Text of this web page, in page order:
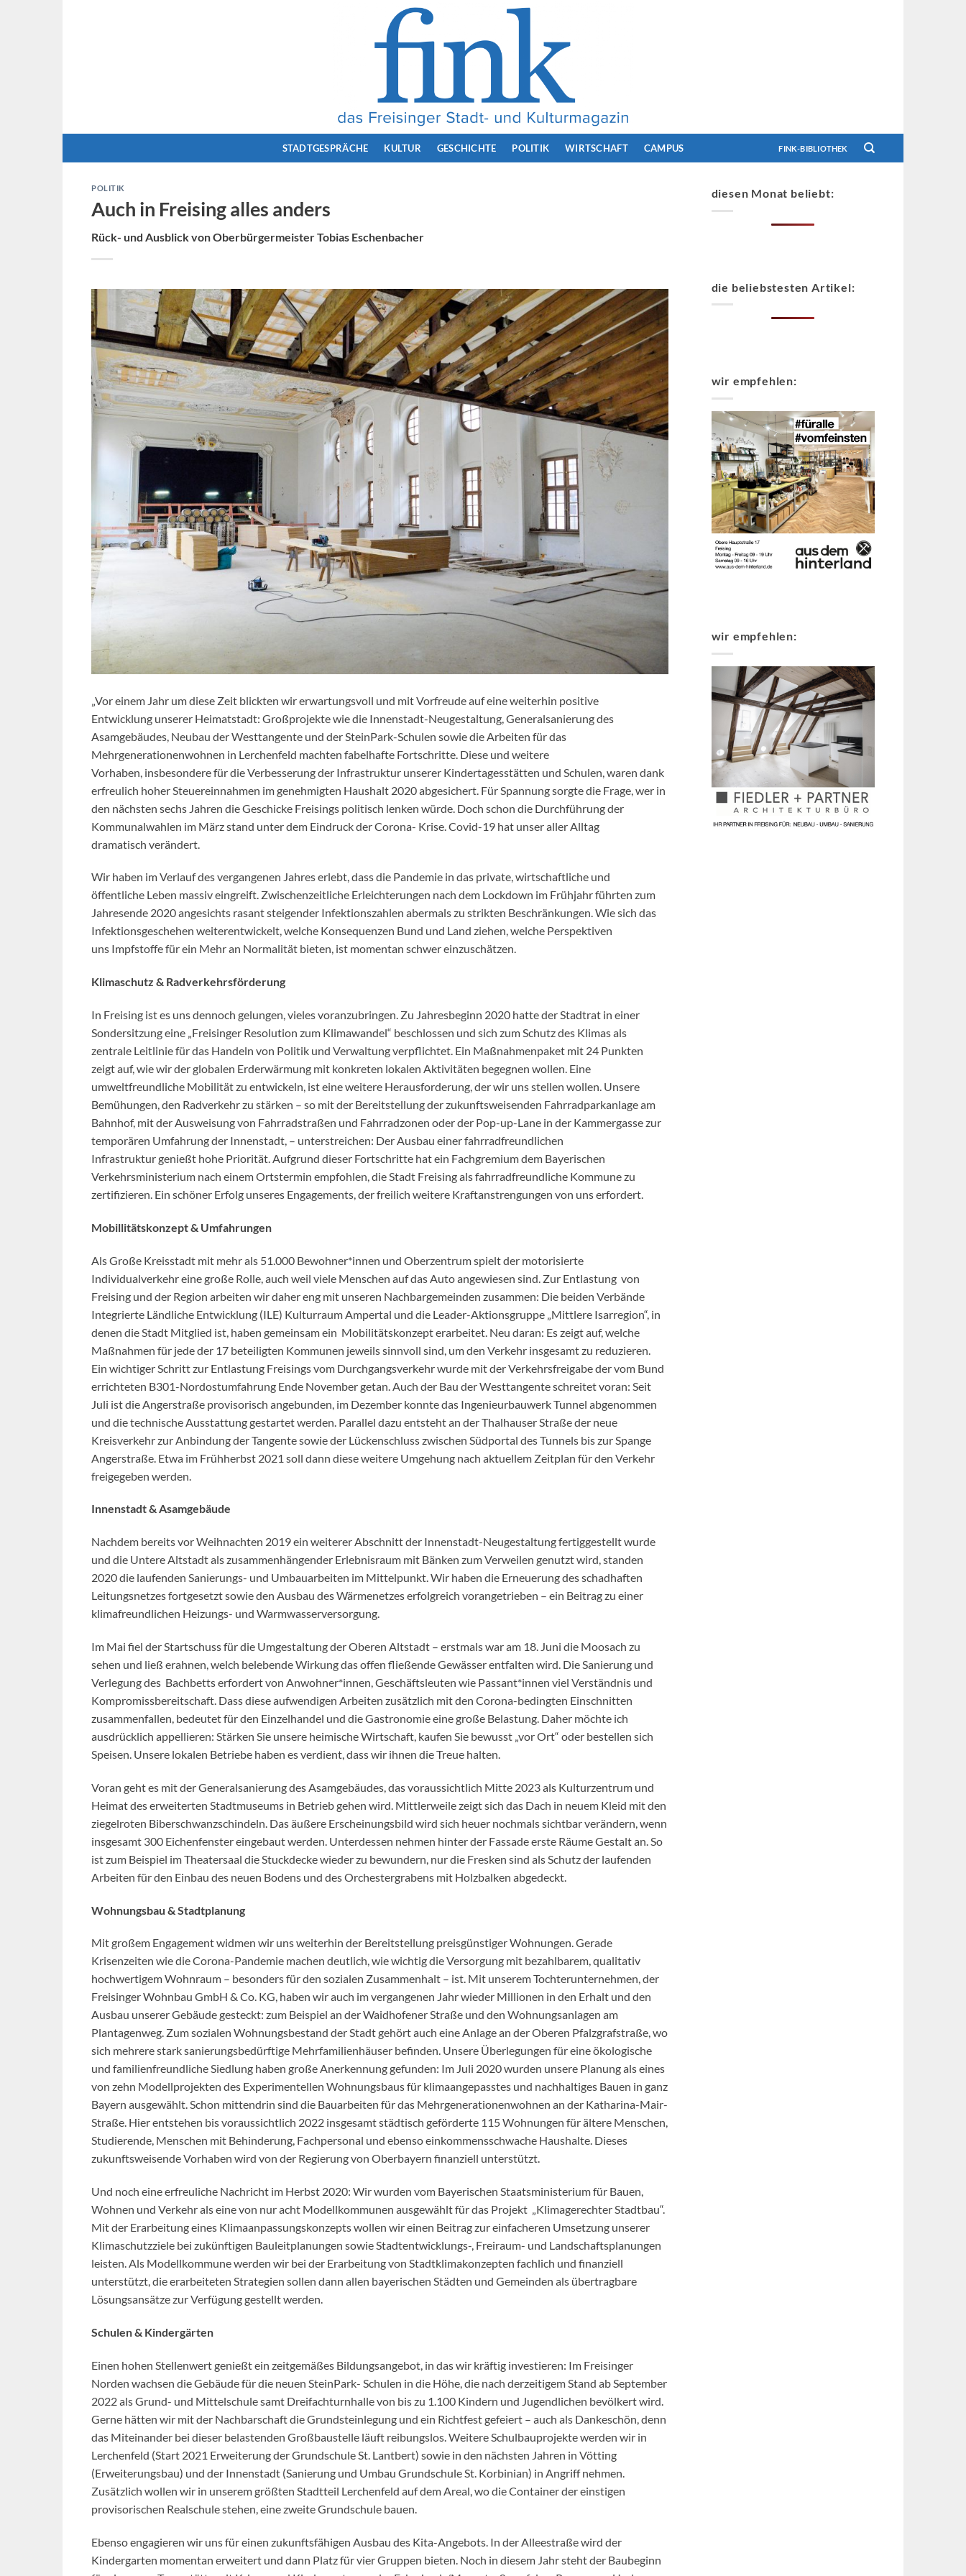
STADTGESPRÄCHE KULTUR GESCHICHTE POLITIK WIRTSCHAFT CAMPUS FINK-BIBLIOTHEK
POLITIK
Auch in Freising alles anders
Rück- und Ausblick von Oberbürgermeister Tobias Eschenbacher
„Vor einem Jahr um diese Zeit blickten wir erwartungsvoll und mit Vorfreude auf eine weiterhin positive
Entwicklung unserer Heimatstadt: Großprojekte wie die Innenstadt-Neugestaltung, Generalsanierung des
Asamgebäudes, Neubau der Westtangente und der SteinPark-Schulen sowie die Arbeiten für das
Mehrgenerationenwohnen in Lerchenfeld machten fabelhafte Fortschritte. Diese und weitere
Vorhaben, insbesondere für die Verbesserung der Infrastruktur unserer Kindertagesstätten und Schulen, waren dank
erfreulich hoher Steuereinnahmen im genehmigten Haushalt 2020 abgesichert. Für Spannung sorgte die Frage, wer in
den nächsten sechs Jahren die Geschicke Freisings politisch lenken würde. Doch schon die Durchführung der
Kommunalwahlen im März stand unter dem Eindruck der Corona- Krise. Covid-19 hat unser aller Alltag
dramatisch verändert.
Wir haben im Verlauf des vergangenen Jahres erlebt, dass die Pandemie in das private, wirtschaftliche und
öffentliche Leben massiv eingreift. Zwischenzeitliche Erleichterungen nach dem Lockdown im Frühjahr führten zum
Jahresende 2020 angesichts rasant steigender Infektionszahlen abermals zu strikten Beschränkungen. Wie sich das
Infektionsgeschehen weiterentwickelt, welche Konsequenzen Bund und Land ziehen, welche Perspektiven
uns Impfstoffe für ein Mehr an Normalität bieten, ist momentan schwer einzuschätzen.
Klimaschutz & Radverkehrsförderung
In Freising ist es uns dennoch gelungen, vieles voranzubringen. Zu Jahresbeginn 2020 hatte der Stadtrat in einer
Sondersitzung eine „Freisinger Resolution zum Klimawandel“ beschlossen und sich zum Schutz des Klimas als
zentrale Leitlinie für das Handeln von Politik und Verwaltung verpflichtet. Ein Maßnahmenpaket mit 24 Punkten
zeigt auf, wie wir der globalen Erderwärmung mit konkreten lokalen Aktivitäten begegnen wollen. Eine
umweltfreundliche Mobilität zu entwickeln, ist eine weitere Herausforderung, der wir uns stellen wollen. Unsere
Bemühungen, den Radverkehr zu stärken – so mit der Bereitstellung der zukunftsweisenden Fahrradparkanlage am
Bahnhof, mit der Ausweisung von Fahrradstraßen und Fahrradzonen oder der Pop-up-Lane in der Kammergasse zur
temporären Umfahrung der Innenstadt, – unterstreichen: Der Ausbau einer fahrradfreundlichen
Infrastruktur genießt hohe Priorität. Aufgrund dieser Fortschritte hat ein Fachgremium dem Bayerischen
Verkehrsministerium nach einem Ortstermin empfohlen, die Stadt Freising als fahrradfreundliche Kommune zu
zertifizieren. Ein schöner Erfolg unseres Engagements, der freilich weitere Kraftanstrengungen von uns erfordert.
Mobillitätskonzept & Umfahrungen
Als Große Kreisstadt mit mehr als 51.000 Bewohner*innen und Oberzentrum spielt der motorisierte
Individualverkehr eine große Rolle, auch weil viele Menschen auf das Auto angewiesen sind. Zur Entlastung von
Freising und der Region arbeiten wir daher eng mit unseren Nachbargemeinden zusammen: Die beiden Verbände
Integrierte Ländliche Entwicklung (ILE) Kulturraum Ampertal und die Leader-Aktionsgruppe „Mittlere Isarregion“, in
denen die Stadt Mitglied ist, haben gemeinsam ein Mobilitätskonzept erarbeitet. Neu daran: Es zeigt auf, welche
Maßnahmen für jede der 17 beteiligten Kommunen jeweils sinnvoll sind, um den Verkehr insgesamt zu reduzieren.
Ein wichtiger Schritt zur Entlastung Freisings vom Durchgangsverkehr wurde mit der Verkehrsfreigabe der vom Bund
errichteten B301-Nordostumfahrung Ende November getan. Auch der Bau der Westtangente schreitet voran: Seit
Juli ist die Angerstraße provisorisch angebunden, im Dezember konnte das Ingenieurbauwerk Tunnel abgenommen
und die technische Ausstattung gestartet werden. Parallel dazu entsteht an der Thalhauser Straße der neue
Kreisverkehr zur Anbindung der Tangente sowie der Lückenschluss zwischen Südportal des Tunnels bis zur Spange
Angerstraße. Etwa im Frühherbst 2021 soll dann diese weitere Umgehung nach aktuellem Zeitplan für den Verkehr
freigegeben werden.
Innenstadt & Asamgebäude
Nachdem bereits vor Weihnachten 2019 ein weiterer Abschnitt der Innenstadt-Neugestaltung fertiggestellt wurde
und die Untere Altstadt als zusammenhängender Erlebnisraum mit Bänken zum Verweilen genutzt wird, standen
2020 die laufenden Sanierungs- und Umbauarbeiten im Mittelpunkt. Wir haben die Erneuerung des schadhaften
Leitungsnetzes fortgesetzt sowie den Ausbau des Wärmenetzes erfolgreich vorangetrieben – ein Beitrag zu einer
klimafreundlichen Heizungs- und Warmwasserversorgung.
Im Mai fiel der Startschuss für die Umgestaltung der Oberen Altstadt – erstmals war am 18. Juni die Moosach zu
sehen und ließ erahnen, welch belebende Wirkung das offen fließende Gewässer entfalten wird. Die Sanierung und
Verlegung des Bachbetts erfordert von Anwohner*innen, Geschäftsleuten wie Passant*innen viel Verständnis und
Kompromissbereitschaft. Dass diese aufwendigen Arbeiten zusätzlich mit den Corona-bedingten Einschnitten
zusammenfallen, bedeutet für den Einzelhandel und die Gastronomie eine große Belastung. Daher möchte ich
ausdrücklich appellieren: Stärken Sie unsere heimische Wirtschaft, kaufen Sie bewusst „vor Ort“ oder bestellen sich
Speisen. Unsere lokalen Betriebe haben es verdient, dass wir ihnen die Treue halten.
Voran geht es mit der Generalsanierung des Asamgebäudes, das voraussichtlich Mitte 2023 als Kulturzentrum und
Heimat des erweiterten Stadtmuseums in Betrieb gehen wird. Mittlerweile zeigt sich das Dach in neuem Kleid mit den
ziegelroten Biberschwanzschindeln. Das äußere Erscheinungsbild wird sich heuer nochmals sichtbar verändern, wenn
insgesamt 300 Eichenfenster eingebaut werden. Unterdessen nehmen hinter der Fassade erste Räume Gestalt an. So
ist zum Beispiel im Theatersaal die Stuckdecke wieder zu bewundern, nur die Fresken sind als Schutz der laufenden
Arbeiten für den Einbau des neuen Bodens und des Orchestergrabens mit Holzbalken abgedeckt.
Wohnungsbau & Stadtplanung
Mit großem Engagement widmen wir uns weiterhin der Bereitstellung preisgünstiger Wohnungen. Gerade
Krisenzeiten wie die Corona-Pandemie machen deutlich, wie wichtig die Versorgung mit bezahlbarem, qualitativ
hochwertigem Wohnraum – besonders für den sozialen Zusammenhalt – ist. Mit unserem Tochterunternehmen, der
Freisinger Wohnbau GmbH & Co. KG, haben wir auch im vergangenen Jahr wieder Millionen in den Erhalt und den
Ausbau unserer Gebäude gesteckt: zum Beispiel an der Waidhofener Straße und den Wohnungsanlagen am
Plantagenweg. Zum sozialen Wohnungsbestand der Stadt gehört auch eine Anlage an der Oberen Pfalzgrafstraße, wo
sich mehrere stark sanierungsbedürftige Mehrfamilienhäuser befinden. Unsere Überlegungen für eine ökologische
und familienfreundliche Siedlung haben große Anerkennung gefunden: Im Juli 2020 wurden unsere Planung als eines
von zehn Modellprojekten des Experimentellen Wohnungsbaus für klimaangepasstes und nachhaltiges Bauen in ganz
Bayern ausgewählt. Schon mittendrin sind die Bauarbeiten für das Mehrgenerationenwohnen an der Katharina-Mair-
Straße. Hier entstehen bis voraussichtlich 2022 insgesamt städtisch geförderte 115 Wohnungen für ältere Menschen,
Studierende, Menschen mit Behinderung, Fachpersonal und ebenso einkommensschwache Haushalte. Dieses
zukunftsweisende Vorhaben wird von der Regierung von Oberbayern finanziell unterstützt.
Und noch eine erfreuliche Nachricht im Herbst 2020: Wir wurden vom Bayerischen Staatsministerium für Bauen,
Wohnen und Verkehr als eine von nur acht Modellkommunen ausgewählt für das Projekt „Klimagerechter Stadtbau“.
Mit der Erarbeitung eines Klimaanpassungskonzepts wollen wir einen Beitrag zur einfacheren Umsetzung unserer
Klimaschutzziele bei zukünftigen Bauleitplanungen sowie Stadtentwicklungs-, Freiraum- und Landschaftsplanungen
leisten. Als Modellkommune werden wir bei der Erarbeitung von Stadtklimakonzepten fachlich und finanziell
unterstützt, die erarbeiteten Strategien sollen dann allen bayerischen Städten und Gemeinden als übertragbare
Lösungsansätze zur Verfügung gestellt werden.
Schulen & Kindergärten
Einen hohen Stellenwert genießt ein zeitgemäßes Bildungsangebot, in das wir kräftig investieren: Im Freisinger
Norden wachsen die Gebäude für die neuen SteinPark- Schulen in die Höhe, die nach derzeitigem Stand ab September
2022 als Grund- und Mittelschule samt Dreifachturnhalle von bis zu 1.100 Kindern und Jugendlichen bevölkert wird.
Gerne hätten wir mit der Nachbarschaft die Grundsteinlegung und ein Richtfest gefeiert – auch als Dankeschön, denn
das Miteinander bei dieser belastenden Großbaustelle läuft reibungslos. Weitere Schulbauprojekte werden wir in
Lerchenfeld (Start 2021 Erweiterung der Grundschule St. Lantbert) sowie in den nächsten Jahren in Vötting
(Erweiterungsbau) und der Innenstadt (Sanierung und Umbau Grundschule St. Korbinian) in Angriff nehmen.
Zusätzlich wollen wir in unserem größten Stadtteil Lerchenfeld auf dem Areal, wo die Container der einstigen
provisorischen Realschule stehen, eine zweite Grundschule bauen.
Ebenso engagieren wir uns für einen zukunftsfähigen Ausbau des Kita-Angebots. In der Alleestraße wird der
Kindergarten momentan erweitert und dann Platz für vier Gruppen bieten. Noch in diesem Jahr steht der Baubeginn
diesen Monat beliebt:
die beliebstesten Artikel:
wir empfehlen:
wir empfehlen: